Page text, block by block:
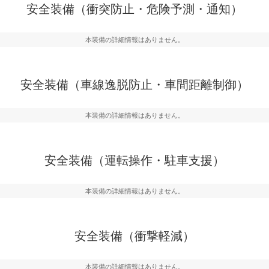
突を回避するプリクラッシュブレ
どが装備されています。
見えにくい場所に潜む
テムなどが装備されて
ためにインテリジェンスパーキン
万が一車体が衝撃を受
安全装備（衝突防止・危険予測・通知）
本装備の詳細情報はありません。
安全装備（車線逸脱防止・車間距離制御）
本装備の詳細情報はありません。
安全装備（運転操作・駐車支援）
本装備の詳細情報はありません。
安全装備（衝撃軽減）
本装備の詳細情報はありません。